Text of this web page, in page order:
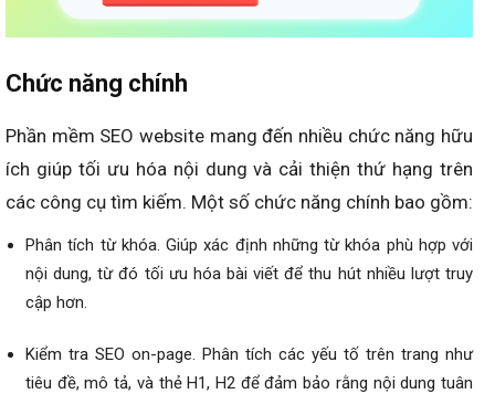
Chức năng chính
Phần mềm SEO website mang đến nhiều chức năng hữu
ích giúp tối ưu hóa nội dung và cải thiện thứ hạng trên
các công cụ tìm kiếm. Một số chức năng chính bao gồm:
Phân tích từ khóa. Giúp xác định những từ khóa phù hợp với
nội dung, từ đó tối ưu hóa bài viết để thu hút nhiều lượt truy
cập hơn.
Kiểm tra SEO on-page. Phân tích các yếu tố trên trang như
tiêu đề, mô tả, và thẻ H1, H2 để đảm bảo rằng nội dung tuân